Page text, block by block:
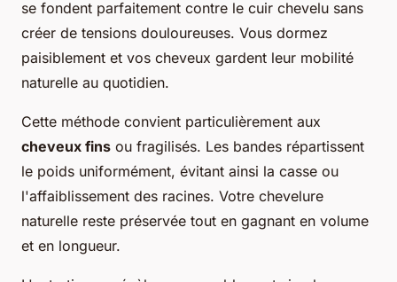
se fondent parfaitement contre le cuir chevelu sans
créer de tensions douloureuses. Vous dormez
paisiblement et vos cheveux gardent leur mobilité
naturelle au quotidien.
Cette méthode convient particulièrement aux
cheveux fins ou fragilisés. Les bandes répartissent
le poids uniformément, évitant ainsi la casse ou
l'affaiblissement des racines. Votre chevelure
naturelle reste préservée tout en gagnant en volume
et en longueur.